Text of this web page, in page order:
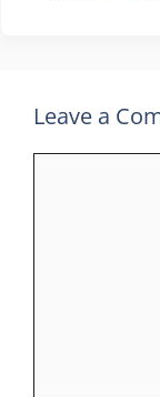
Leave a